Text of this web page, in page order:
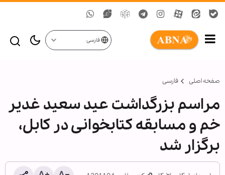
فارسی
صفحه اصلی فارسی
مراسم بزرگداشت عید سعید غدیر
خم و مسابقه کتابخوانی در کابل،
برگزار شد